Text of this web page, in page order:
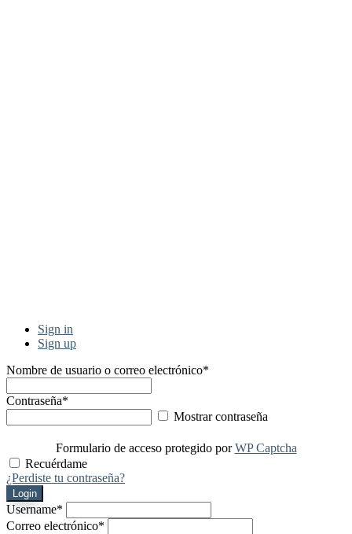
Sign in
Sign up
Nombre de usuario o correo electrónico*
Contraseña*
Mostrar contraseña
Formulario de acceso protegido porWP Captcha
Recuérdame
¿Perdiste tu contraseña?
Login
Username*
Correo electrónico*